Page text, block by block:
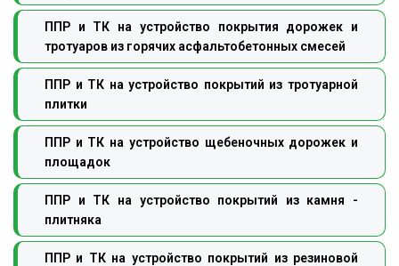
ППР и ТК на устройство покрытия дорожек и
тротуаров из горячих асфальтобетонных смесей
ППР и ТК на устройство покрытий из тротуарной
плитки
ППР и ТК на устройство щебеночных дорожек и
площадок
ППР и ТК на устройство покрытий из камня -
плитняка
ППР и ТК на устройство покрытий из резиновой